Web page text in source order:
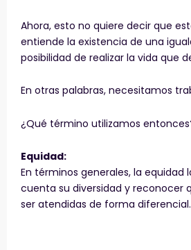
Ahora, esto no quiere decir que
entiende la existencia de una
posibilidad de realizar la vida que
En otras palabras, necesitamos
¿Qué término utilizamos
Equidad:
En términos generales, la
cuenta su diversidad y reconocer
ser atendidas de forma diferencial.